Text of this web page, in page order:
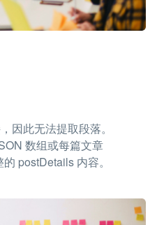
因此无法提取段落。
数组或每篇文章
postDetails 内容。